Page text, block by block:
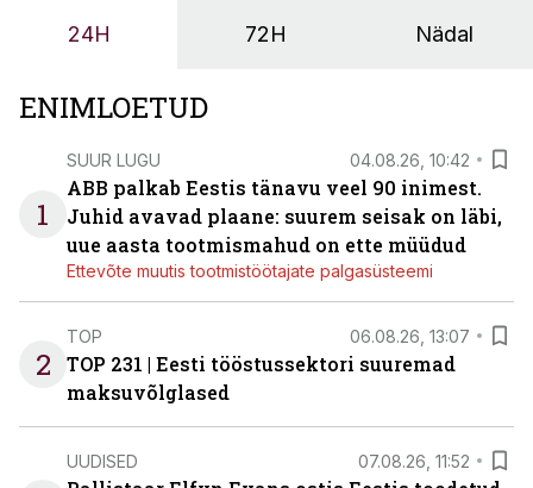
24H 72H Nädal
ENIMLOETUD
1
SUUR LUGU 04.08.26, 10:42
ABB palkab Eestis tänavu veel 90 inimest.
Juhid avavad plaane: suurem seisak on läbi,
uue aasta tootmismahud on ette müüdud
Ettevõte muutis tootmistöötajate palgasüsteemi
2
TOP 06.08.26, 13:07
TOP 231 | Eesti tööstussektori suuremad
maksuvõlglased
UUDISED 07.08.26, 11:52